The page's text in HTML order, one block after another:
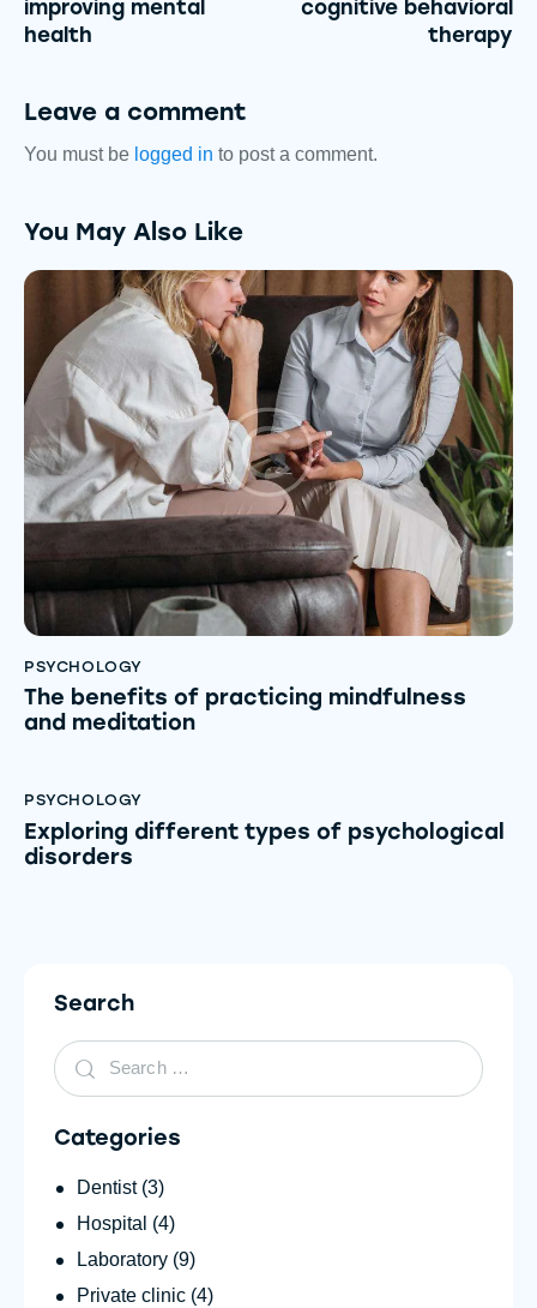
improving mental
health
cognitive behavioral
therapy
Leave a comment
You must be logged in to post a comment.
You May Also Like
PSYCHOLOGY
The benefits of practicing mindfulness
and meditation
PSYCHOLOGY
Exploring different types of psychological
disorders
Search
Categories
Dentist(3)
Hospital (4)
Laboratory (9)
Private clinic (4)